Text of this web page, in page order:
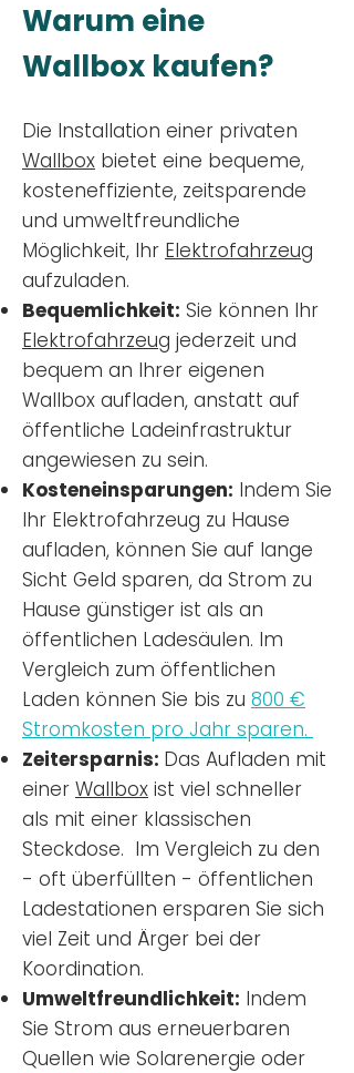
Warum eine
Wallbox kaufen?
Die Installation einer privaten
Wallbox bietet eine bequeme,
kosteneffiziente, zeitsparende
und umweltfreundliche
Möglichkeit, Ihr Elektrofahrzeug
aufzuladen.
Bequemlichkeit: Sie können Ihr
Elektrofahrzeug jederzeit und
bequem an Ihrer eigenen
Wallbox aufladen, anstatt auf
öffentliche Ladeinfrastruktur
angewiesen zu sein.
Kosteneinsparungen: Indem Sie
Ihr Elektrofahrzeug zu Hause
aufladen, können Sie auf lange
Sicht Geld sparen, da Strom zu
Hause günstiger ist als an
öffentlichen Ladesäulen. Im
Vergleich zum öffentlichen
Laden können Sie bis zu 800 €
Stromkosten pro Jahr sparen.
Zeitersparnis: Das Aufladen mit
einer Wallbox ist viel schneller
als mit einer klassischen
Steckdose. Im Vergleich zu den
- oft überfüllten - öffentlichen
Ladestationen ersparen Sie sich
viel Zeit und Ärger bei der
Koordination.
Umweltfreundlichkeit: Indem
Sie Strom aus erneuerbaren
Quellen wie Solarenergie oder